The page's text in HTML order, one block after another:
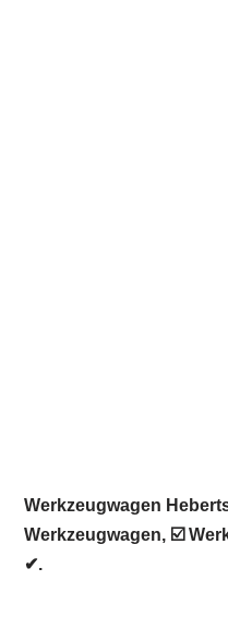
Werkzeugwagen
Werkzeugwagen, ☑️
✔.